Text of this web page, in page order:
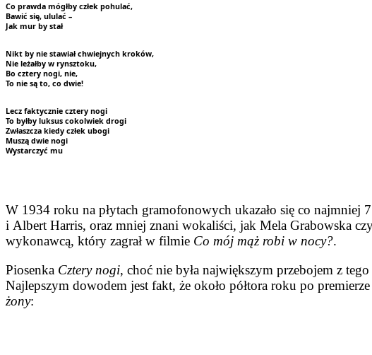
Co prawda mógłby człek pohulać,
Bawić się, ululać –
Jak mur by stał
Nikt by nie stawiał chwiejnych kroków,
Nie leżałby w rynsztoku,
Bo cztery nogi, nie,
To nie są to, co dwie!
Lecz faktycznie cztery nogi
To byłby luksus cokolwiek drogi
Zwłaszcza kiedy człek ubogi
Muszą dwie nogi
Wystarczyć mu
W 1934 roku na płytach gramofonowych ukazało się co
i Albert Harris, oraz mniej znani wokaliści, jak Mela Grabowska
wykonawcą, który zagrał w filmie Co mój mąż robi w nocy?.
Piosenka Cztery nogi, choć nie była największym przebojem z
Najlepszym dowodem jest fakt, że około półtora roku po
żony: